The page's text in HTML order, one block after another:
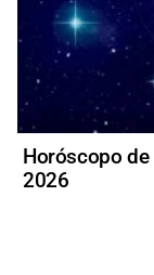
Horóscopo
2026